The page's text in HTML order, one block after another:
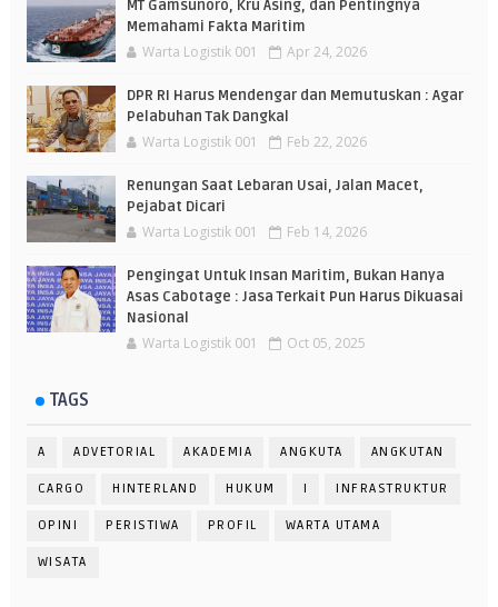
MT Gamsunoro, Kru Asing, dan Pentingnya
Memahami Fakta Maritim
Warta Logistik 001 Apr 24, 2026
DPR RI Harus Mendengar dan Memutuskan : Agar
Pelabuhan Tak Dangkal
Warta Logistik 001 Feb 22, 2026
Renungan Saat Lebaran Usai, Jalan Macet,
Pejabat Dicari
Warta Logistik 001 Feb 14, 2026
Pengingat Untuk Insan Maritim, Bukan Hanya
Asas Cabotage : Jasa Terkait Pun Harus Dikuasai
Nasional
Warta Logistik 001 Oct 05, 2025
TAGS
A ADVETORIAL AKADEMIA ANGKUTA ANGKUTAN
CARGO HINTERLAND HUKUM I INFRASTRUKTUR
OPINI PERISTIWA PROFIL WARTA UTAMA
WISATA